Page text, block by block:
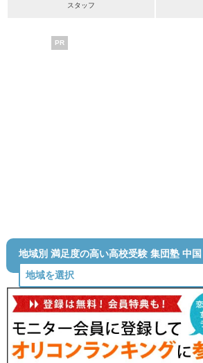
スタッフ
PR
地域別 満足度の高い高校受験 集団塾 中国